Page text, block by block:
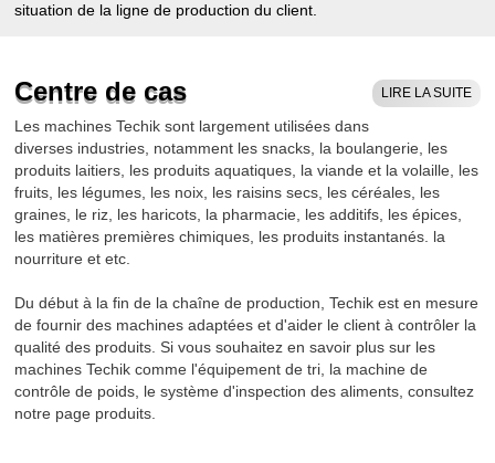
situation de la ligne de production du client.
8. Les conditions de paiement T/T, L/C, les détails peuvent être
discutés.
9. Techik dispose d'une liste de pièces de rechange pour chaque
machine et des accessoires gratuits seront offerts en cas de
panne pendant la période de garantie.
Centre de cas LIRE LA SUITE
Les machines Techik sont largement utilisées dans
diverses industries, notamment les snacks, la boulangerie, les
produits laitiers, les produits aquatiques, la viande et la volaille, les
fruits, les légumes, les noix, les raisins secs, les céréales, les
graines, le riz, les haricots, la pharmacie, les additifs, les épices,
les matières premières chimiques, les produits instantanés. la
nourriture et etc.
Du début à la fin de la chaîne de production, Techik est en mesure
de fournir des machines adaptées et d'aider le client à contrôler la
qualité des produits. Si vous souhaitez en savoir plus sur les
machines Techik comme l'équipement de tri, la machine de
contrôle de poids, le système d'inspection des aliments, consultez
notre page produits.